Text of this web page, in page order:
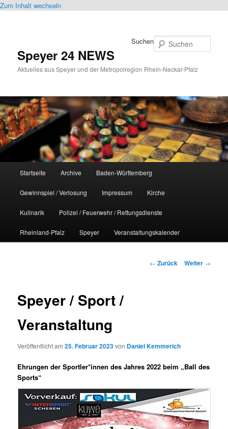
Zum Inhalt wechseln
Speyer 24 NEWS
Aktuelles aus Speyer und der Metropolregion Rhein-Neckar-Pfalz
Suchen
Startseite Archive Baden-Württemberg
Gewinnspiel / Verlosung Impressum Kirche
Kulinarik Polizei / Feuerwehr / Rettungsdienste
Rheinland-Pfalz Speyer Veranstaltungskalender
Beitrags-
← Zurück Weiter →
Speyer / Sport /
Veranstaltung
Veröffentlicht am25. Februar 2023von Daniel Kemmerich
Ehrungen der Sportler*innen des Jahres 2022 beim „Ball des
Sports“